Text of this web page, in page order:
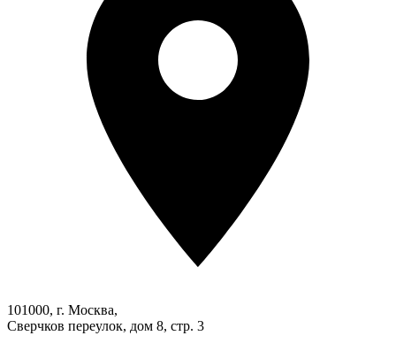
101000, г. Москва,
Сверчков переулок, дом 8, стр. 3